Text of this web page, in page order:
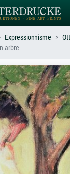
ou style –
de Hokusai,
Décrivez
tableau
Expressionnisme
arbre